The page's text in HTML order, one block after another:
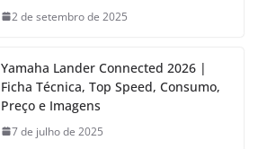
2 de setembro de 2025
Yamaha Lander Connected 2026 |
Ficha Técnica, Top Speed, Consumo,
Preço e Imagens
7 de julho de 2025